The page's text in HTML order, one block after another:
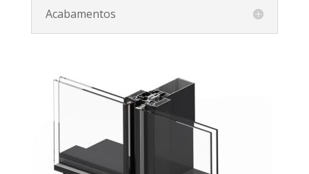
Acabamentos